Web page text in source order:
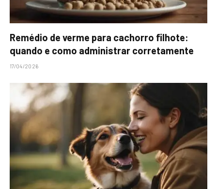
Remédio de verme para cachorro filhote:
quando e como administrar corretamente
17/04/2026